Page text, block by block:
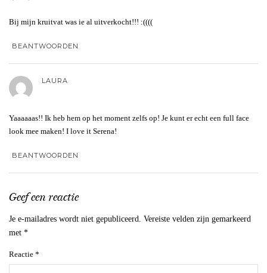
Bij mijn kruitvat was ie al uitverkocht!!! :((((
BEANTWOORDEN
LAURA
Yaaaaaas!! Ik heb hem op het moment zelfs op! Je kunt er echt een full face
look mee maken! I love it Serena!
BEANTWOORDEN
Geef een reactie
Je e-mailadres wordt niet gepubliceerd. Vereiste velden zijn gemarkeerd
met *
Reactie *